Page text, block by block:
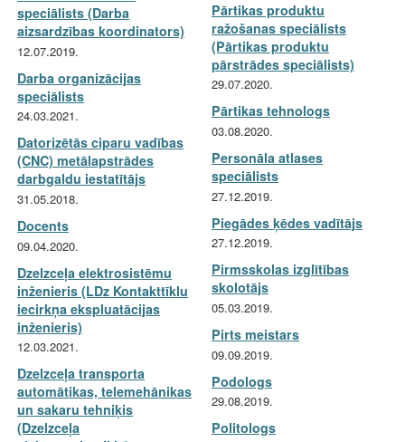
speciālists (Darba
aizsardzības koordinators)
12.07.2019.
Darba organizācijas
speciālists
24.03.2021.
Datorizētās ciparu vadības
(CNC) metālapstrādes
darbgaldu iestatītājs
31.05.2018.
Docents
09.04.2020.
Dzelzceļa elektrosistēmu
inženieris (LDz Kontakttīklu
iecirkņa ekspluatācijas
inženieris)
12.03.2021.
Dzelzceļa transporta
automātikas, telemehānikas
un sakaru tehniķis
(Dzelzceļa
Pārtikas produktu
ražošanas speciālists
(Pārtikas produktu
pārstrādes speciālists)
29.07.2020.
Pārtikas tehnologs
03.08.2020.
Personāla atlases
speciālists
27.12.2019.
Piegādes ķēdes vadītājs
27.12.2019.
Pirmsskolas izglītības
skolotājs
05.03.2019.
Pirts meistars
09.09.2019.
Podologs
29.08.2019.
Politologs